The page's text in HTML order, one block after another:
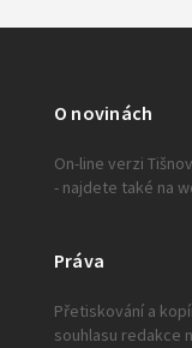
O novinách
On-line verzi
- najdete také na
Práva
Přetiskování a
souhlasu redakce